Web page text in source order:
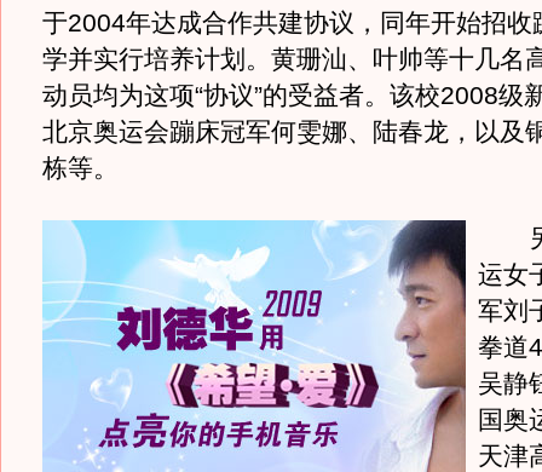
于2004年达成合作共建协议，同年开始招收
学并实行培养计划。黄珊汕、叶帅等十几名
动员均为这项“协议”的受益者。该校2008级
北京奥运会蹦床冠军何雯娜、陆春龙，以及
栋等。
另
运女
军刘
拳道
吴静
国奥
天津